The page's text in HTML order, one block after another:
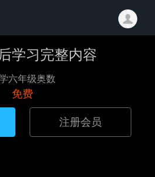
学习完整内容
六年级奥数
免费
注册会员